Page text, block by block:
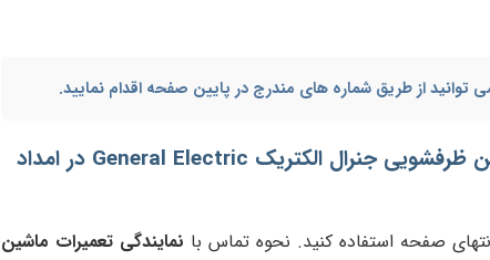
توانید از طریق شماره های مندرج در پایین صفحه اقدام نمایید.
ظرفشویی جنرال الکتریک General Electric در امداد
صفحه استفاده کنید. نحوه تماس با نمایندگی تعمیرات ماشین